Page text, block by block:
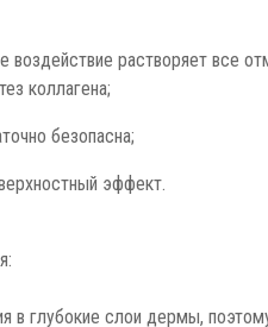
воздействие растворяет все
коллагена;
безопасна;
эффект.
в глубокие слои дермы,